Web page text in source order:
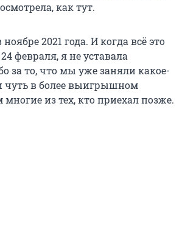
как тут.
2021 года. И когда всё это
февраля, я не уставала
за то, что мы уже заняли какое-
чуть в более выигрышном
из тех, кто приехал позже.